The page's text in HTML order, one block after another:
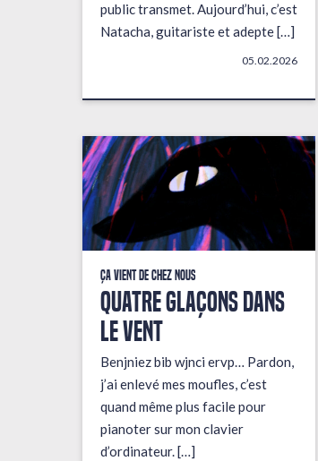
public transmet. Aujourd’hui, c’est
Natacha, guitariste et adepte […]
05.02.2026
Ça vient de chez nous
QUATRE GLAÇONS DANS
LE VENT
Benjniez bib wjnci ervp… Pardon,
j’ai enlevé mes moufles, c’est
quand même plus facile pour
pianoter sur mon clavier
d’ordinateur. […]